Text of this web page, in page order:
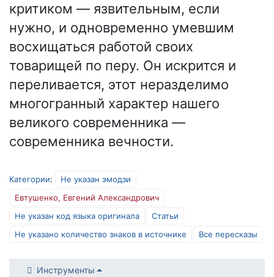
критиком — язвительным, если
нужно, и одновременно умевшим
восхищаться работой своих
товарищей по перу. Он искрится и
переливается, этот неразделимо
многогранный характер нашего
великого современника —
современника вечности.
Категории:
Не указан эмодзи
Евтушенко, Евгений Александрович
Не указан код языка оригинала
Статьи
Не указано количество знаков в источнике
Все пересказы
Инструменты